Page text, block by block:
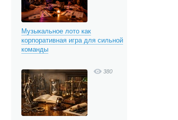
Музыкальное лото как
корпоративная игра для сильной
команды
380